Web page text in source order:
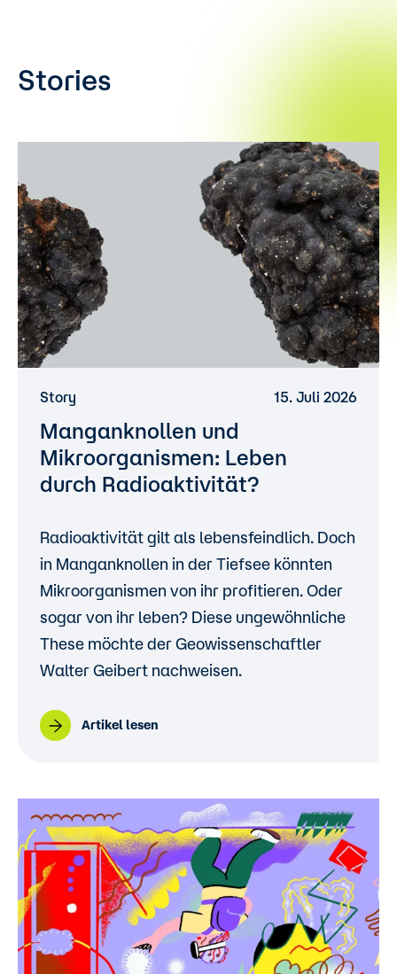
Stories
Story 15. Juli 2026
Manganknollen und
Mikroorganismen: Leben
durch Radioaktivität?
Radioaktivität gilt als lebensfeindlich. Doch
in Manganknollen in der Tiefsee könnten
Mikroorganismen von ihr profitieren. Oder
sogar von ihr leben? Diese ungewöhnliche
These möchte der Geowissenschaftler
Walter Geibert nachweisen.
Artikel lesen